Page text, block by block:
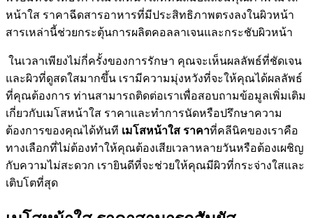
หน้าใส ราคาฉีดสารอาหารที่มีประสิทธิภาพตรงลงในผิวหน้า
สารเหล่านี้ช่วยกระตุ้นการผลิตคอลลาเจนและกระชับผิวหน้า
ในเวลาเพียงไม่กี่ครั้งของการรักษา คุณจะเห็นผลลัพธ์ที่ชัดเจน
และผิวที่ดูสดใสมากขึ้น เรามีความมุ่งหวังที่จะให้คุณได้ผลลัพธ์
ที่คุณต้องการ ท่านสามารถติดต่อเราเพื่อสอบถามข้อมูลเพิ่มเติม
เกี่ยวกับเมโสหน้าใส ราคาและทำการนัดหรือปรึกษาความ
ต้องการของคุณได้ทันที เมโสหน้าใส ราคาที่คลีนิคของเราคือ
ทางเลือกที่ไม่ต้องทำให้คุณต้องเสียเวลาหลายวันหรือต้องเผชิญ
กับความไม่สะดวก เรายินดีที่จะช่วยให้คุณมีผิวที่กระจ่างใสและ
เติบโตที่สุด